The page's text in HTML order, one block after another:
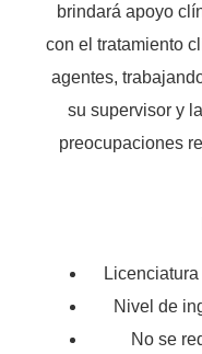
brindará apoyo
con el tratamiento
agentes,
su supervisor y
preocupaciones
Nivel de
No se